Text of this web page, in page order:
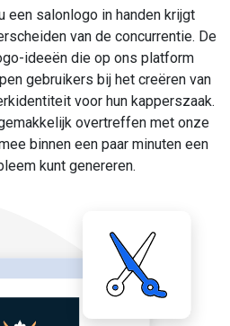
een salonlogo in handen krijgt
van de concurrentie. De
ideeën die op ons platform
gebruikers bij het creëren van
voor hun kapperszaak.
overtreffen met onze
binnen een paar minuten een
kunt genereren.